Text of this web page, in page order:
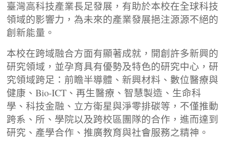
臺灣高科技產業長足發展，有助於本校在全球科技
領域的影響力，為未來的產業發展挹注源源不絕的
創新能量。
本校在跨域融合方面有顯著成就，開創許多新興的
研究領域，並孕育具有優勢及特色的研究中心，研
究領域跨足：前瞻半導體、新興材料、數位醫療與
健康、Bio-ICT、再生醫療、智慧製造、生命科
學、科技金融、立方衛星與淨零排碳等，不僅推動
跨系、所、學院以及跨校區團隊的合作，進而達到
研究、產學合作、推廣教育與社會服務之精神。